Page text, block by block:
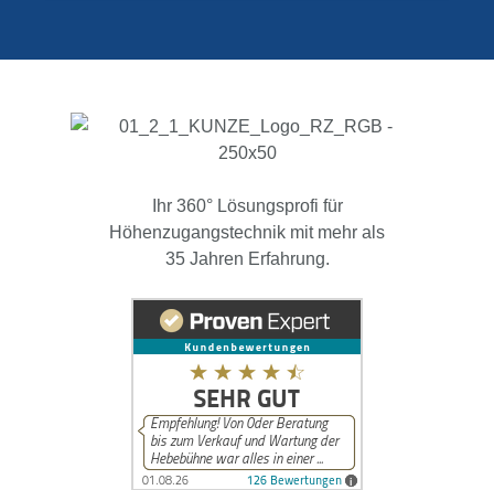
Ihr 360° Lösungsprofi für
Höhenzugangstechnik mit mehr als
35 Jahren Erfahrung.